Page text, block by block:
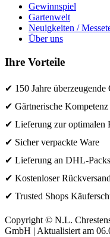
Gewinnspiel
Gartenwelt
Neuigkeiten /
Über uns
Ihre Vorteile
✔ 150 Jahre überzeugende
✔ Gärtnerische Kompetenz
✔ Lieferung zur optimalen
✔ Sicher verpackte Ware
✔ Lieferung an DHL-
✔ Kostenloser Rückversand
✔ Trusted Shops
Copyright © N.L.
GmbH | Aktualisiert am